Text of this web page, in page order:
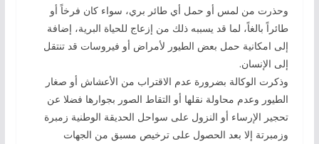
وحذرت من لمس أو حمل أي طائر بري، سواء كان فرخاً أو
طائراً بالغاً، لما قد يسببه ذلك من إزعاج للحياة البرية، إضافة
إلى امكانية حمل بعض الطيور لأمراض أو فيروسات قد تنتقل
إلى الإنسان.
وذكرت الوكالة بضرورة عدم الاقتراب من الأعشاش أو صغار
الطيور وعدم محاولة نقلها أو التقاط الصور بجوارها فضلا عن
تحجير الإرساء أو النزول على سواحل الحديقة الوطنية زمبرة
وزمبرتة إلا بعد الحصول على ترخيص مسبق من الجهات